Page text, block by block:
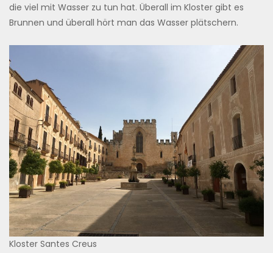
die viel mit Wasser zu tun hat. Überall im Kloster gibt es
Brunnen und überall hört man das Wasser plätschern.
Kloster Santes Creus